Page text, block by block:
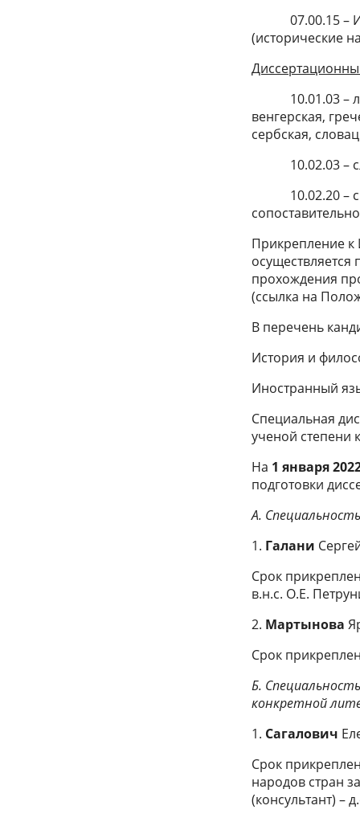
07.00.15 –
(исторические
10.01.03 –
венгерская,
сербская,
10.02.03 –
10.02.20 –
Прикрепление
прохождения
(ссылка на
В перечень
История и
Иностранный
Специальная
ученой степени
На 1 января
подготовки
А.
1. Галани
Срок
в.н.с. О.Е.
2. Мартынова
Срок
Б.
конкретной
1. Сагалович
Срок
народов стран
(консультант) –